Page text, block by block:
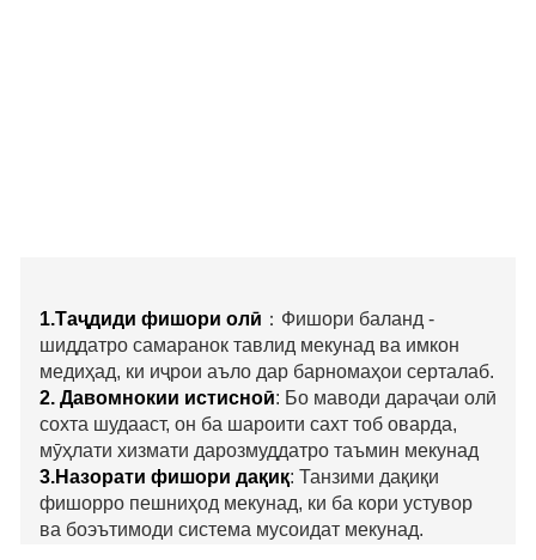
1.Таҷдиди фишори олӣ ：Фишори баланд -
шиддатро самаранок тавлид мекунад ва имкон
медиҳад, ки иҷрои аъло дар барномаҳои серталаб.
2. Давомнокии истисноӣ: Бо маводи дараҷаи олӣ
сохта шудааст, он ба шароити сахт тоб оварда,
мӯҳлати хизмати дарозмуддатро таъмин мекунад
3.Назорати фишори дақиқ: Танзими дақиқи
фишорро пешниҳод мекунад, ки ба кори устувор
ва боэътимоди система мусоидат мекунад.